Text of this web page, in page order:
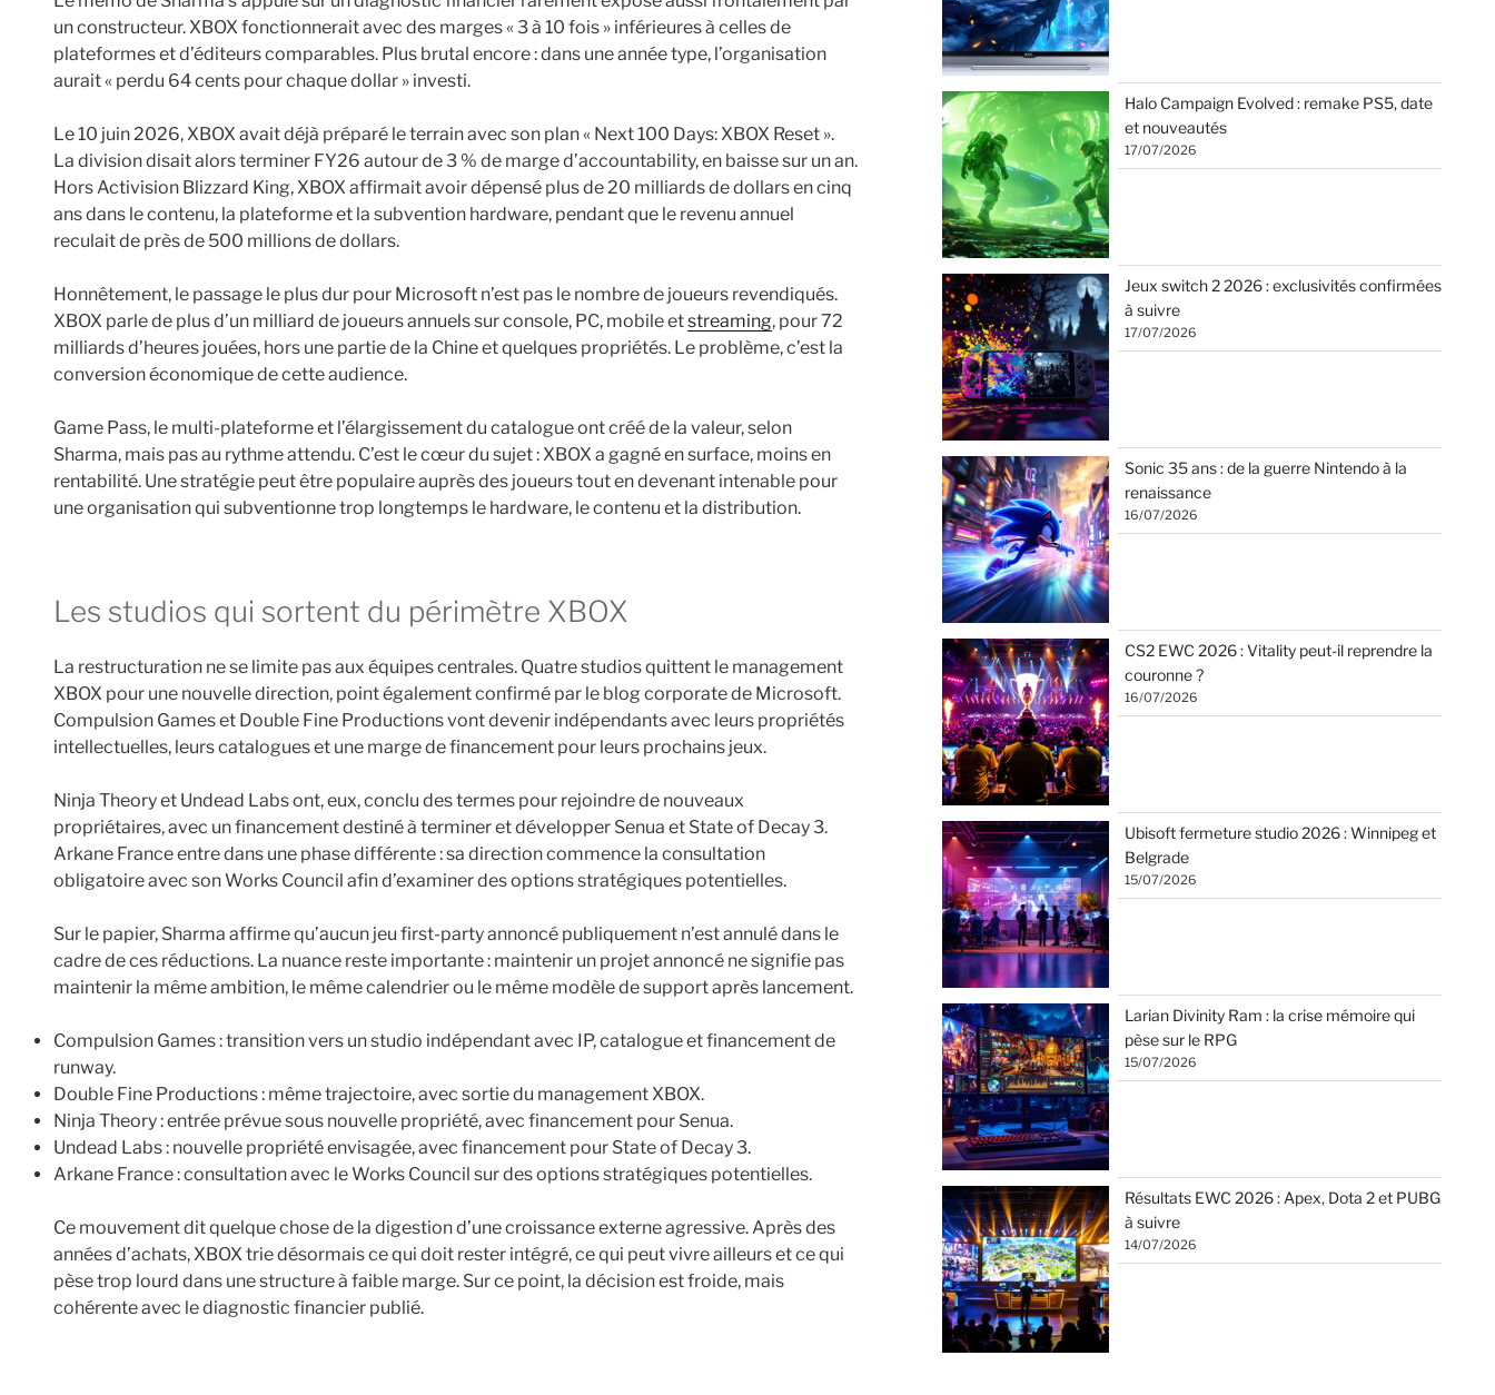
un constructeur. XBOX fonctionnerait avec des marges « 3 à 10 fois » inférieures à celles de
plateformes et d’éditeurs comparables. Plus brutal encore : dans une année type, l’organisation
aurait « perdu 64 cents pour chaque dollar » investi.
Le 10 juin 2026, XBOX avait déjà préparé le terrain avec son plan « Next 100 Days: XBOX Reset ».
La division disait alors terminer FY26 autour de 3 % de marge d’accountability, en baisse sur un an.
Hors Activision Blizzard King, XBOX affirmait avoir dépensé plus de 20 milliards de dollars en cinq
ans dans le contenu, la plateforme et la subvention hardware, pendant que le revenu annuel
reculait de près de 500 millions de dollars.
Honnêtement, le passage le plus dur pour Microsoft n’est pas le nombre de joueurs revendiqués.
XBOX parle de plus d’un milliard de joueurs annuels sur console, PC, mobile etstreaming, pour 72
milliards d’heures jouées, hors une partie de la Chine et quelques propriétés. Le problème, c’est la
conversion économique de cette audience.
Game Pass, le multi-plateforme et l’élargissement du catalogue ont créé de la valeur, selon
Sharma, mais pas au rythme attendu. C’est le cœur du sujet : XBOX a gagné en surface, moins en
rentabilité. Une stratégie peut être populaire auprès des joueurs tout en devenant intenable pour
une organisation qui subventionne trop longtemps le hardware, le contenu et la distribution.
Les studios qui sortent du périmètre XBOX
La restructuration ne se limite pas aux équipes centrales. Quatre studios quittent le management
XBOX pour une nouvelle direction, point également confirmé par le blog corporate de Microsoft.
Compulsion Games et Double Fine Productions vont devenir indépendants avec leurs propriétés
intellectuelles, leurs catalogues et une marge de financement pour leurs prochains jeux.
Ninja Theory et Undead Labs ont, eux, conclu des termes pour rejoindre de nouveaux
propriétaires, avec un financement destiné à terminer et développer Senua et State of Decay 3.
Arkane France entre dans une phase différente : sa direction commence la consultation
obligatoire avec son Works Council afin d’examiner des options stratégiques potentielles.
Sur le papier, Sharma affirme qu’aucun jeu first-party annoncé publiquement n’est annulé dans le
cadre de ces réductions. La nuance reste importante : maintenir un projet annoncé ne signifie pas
maintenir la même ambition, le même calendrier ou le même modèle de support après lancement.
Compulsion Games : transition vers un studio indépendant avec IP, catalogue et financement de
runway.
Double Fine Productions : même trajectoire, avec sortie du management XBOX.
Ninja Theory : entrée prévue sous nouvelle propriété, avec financement pour Senua.
Undead Labs : nouvelle propriété envisagée, avec financement pour State of Decay 3.
Arkane France : consultation avec le Works Council sur des options stratégiques potentielles.
Ce mouvement dit quelque chose de la digestion d’une croissance externe agressive. Après des
années d’achats, XBOX trie désormais ce qui doit rester intégré, ce qui peut vivre ailleurs et ce qui
pèse trop lourd dans une structure à faible marge. Sur ce point, la décision est froide, mais
cohérente avec le diagnostic financier publié.
Halo Campaign Evolved : remake PS5, date
et nouveautés
17/07/2026
Jeux switch 2 2026 : exclusivités confirmées
à suivre
17/07/2026
Sonic 35 ans : de la guerre Nintendo à la
renaissance
16/07/2026
CS2 EWC 2026 : Vitality peut-il reprendre la
couronne ?
16/07/2026
Ubisoft fermeture studio 2026 : Winnipeg et
Belgrade
15/07/2026
Larian Divinity Ram : la crise mémoire qui
pèse sur le RPG
15/07/2026
Résultats EWC 2026 : Apex, Dota 2 et PUBG
à suivre
14/07/2026